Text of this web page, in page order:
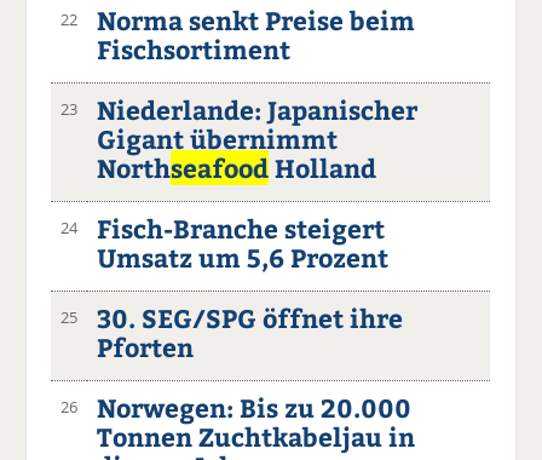
22
Norma senkt Preise beim
Fischsortiment
23
Niederlande: Japanischer
Gigant übernimmt
NorthseafoodHolland
24
Fisch-Branche steigert
Umsatz um 5,6 Prozent
25
30. SEG/SPG öffnet ihre
Pforten
26
Norwegen: Bis zu 20.000
Tonnen Zuchtkabeljau in